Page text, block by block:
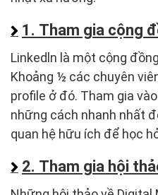
1. Tham gia cộng
Linkedln là một cộng
Khoảng ½ các chuyên
profile ở đó. Tham gia
những cách nhanh nhất
quan hệ hữu ích để học
2. Tham gia hội